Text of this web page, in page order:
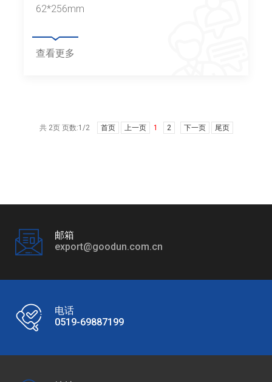
62*256mm
查看更多
共 2页 页数:1/2 首页 上一页 1 2 下一页 尾页
邮箱
export@goodun.com.cn
电话
0519-69887199